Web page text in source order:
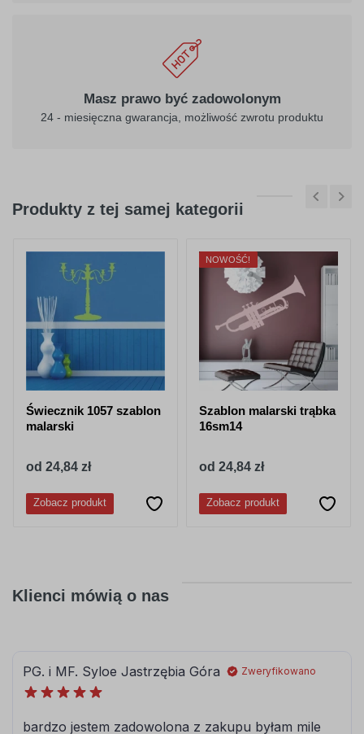
Masz prawo być zadowolonym
24 - miesięczna gwarancja, możliwość zwrotu produktu
Produkty z tej samej kategorii
Świecznik 1057 szablon
malarski
od 24,84 zł
Zobacz produkt
NOWOŚĆ!
Szablon malarski trąbka
16sm14
od 24,84 zł
Zobacz produkt
Klienci mówią o nas